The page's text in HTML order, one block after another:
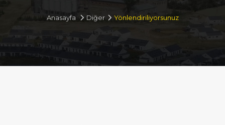
Anasayfa Diğer Yönlendiriliyorsunuz